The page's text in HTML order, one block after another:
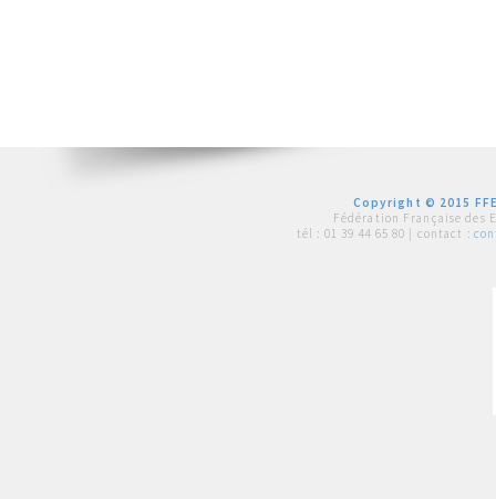
Copyright © 2015
Fédération Française des
tél : 01 39 44 65 80 | contact :